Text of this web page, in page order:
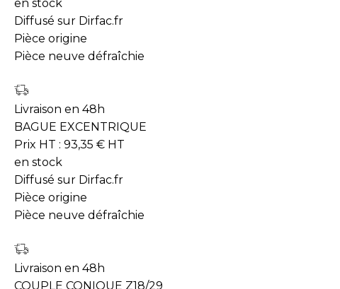
en stock
Diffusé sur Dirfac.fr
Pièce origine
Pièce neuve défraîchie
Livraison en 48h
BAGUE EXCENTRIQUE
Prix HT : 93,35 € HT
en stock
Diffusé sur Dirfac.fr
Pièce origine
Pièce neuve défraîchie
Livraison en 48h
COUPLE CONIQUE Z18/29